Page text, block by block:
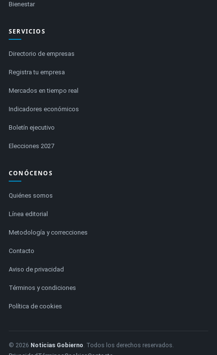
Bienestar
SERVICIOS
Directorio de empresas
Registra tu empresa
Mercados en tiempo real
Indicadores económicos
Boletín ejecutivo
Elecciones 2027
CONÓCENOS
Quiénes somos
Línea editorial
Metodología y correcciones
Contacto
Aviso de privacidad
Términos y condiciones
Política de cookies
© 2026 Noticias Gobierno. Todos los derechos reservados.